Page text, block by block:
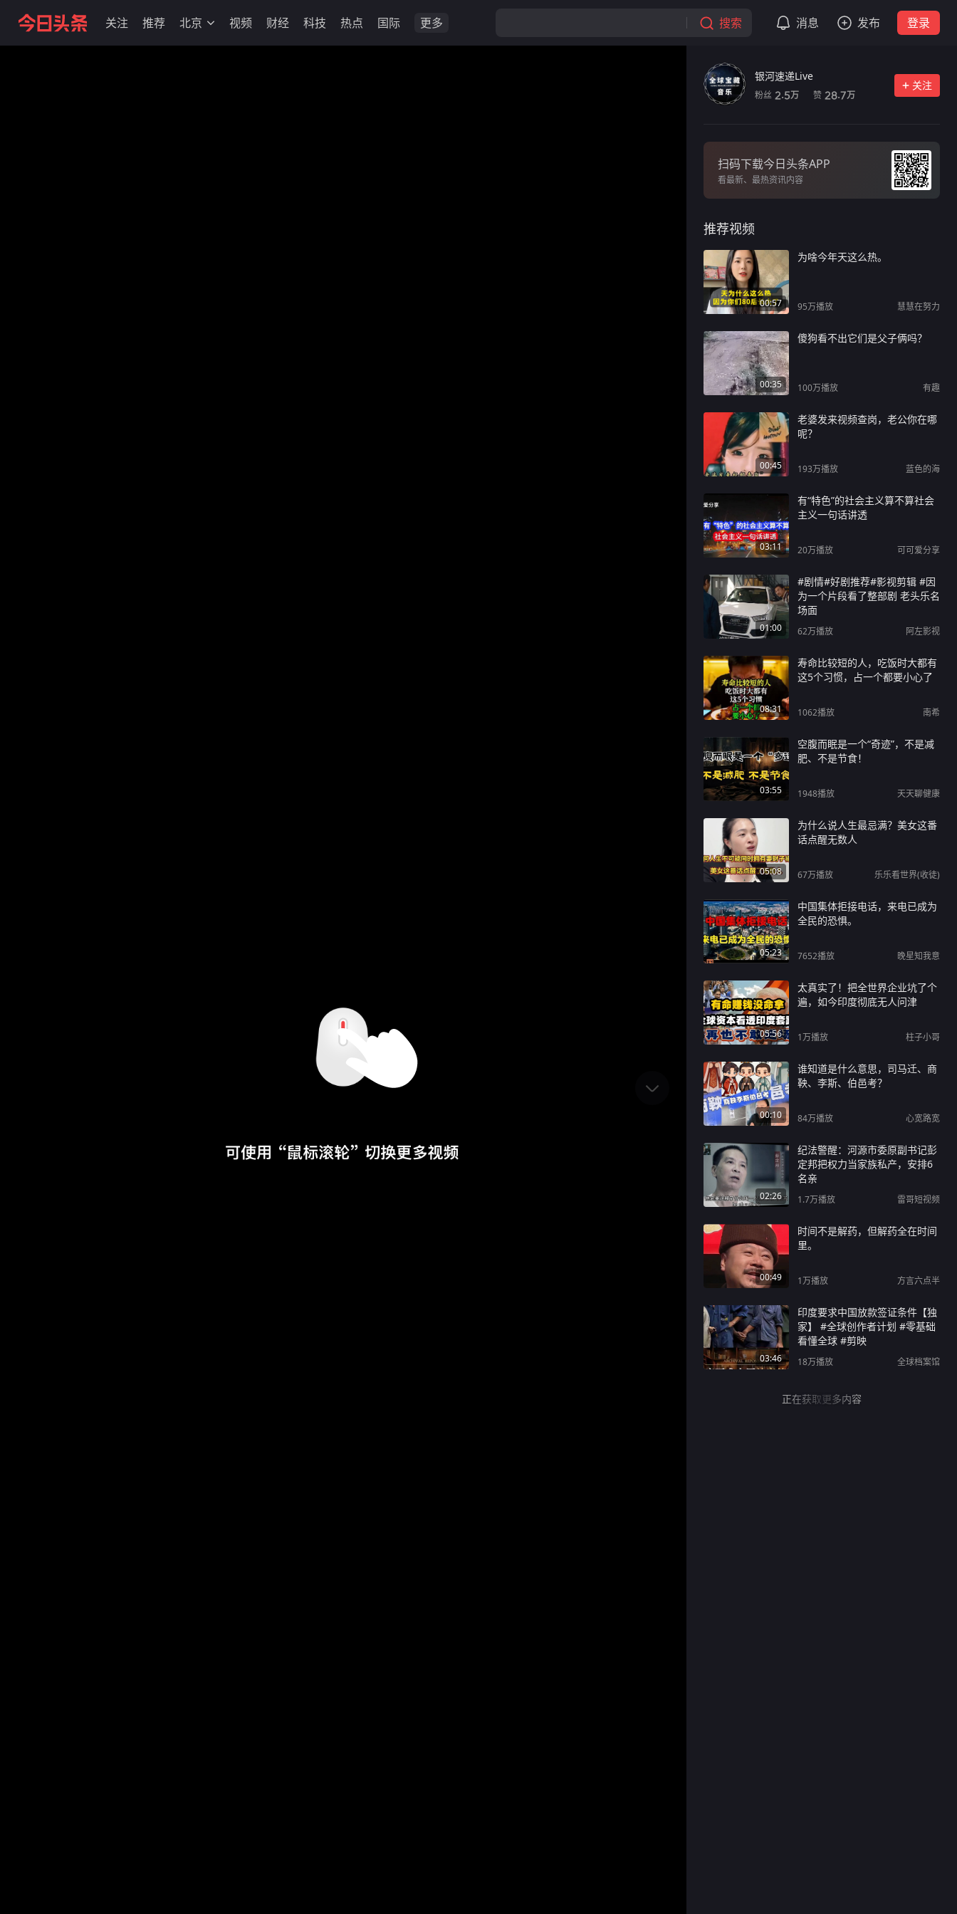
关注 推荐 北京 视频 财经 科技 热点 国际 更多 搜索 消息 发布 登录
银河速递Live
粉丝 2.5万 赞 28.7万
关注
扫码下载今日头条APP
看最新、最热资讯内容
推荐视频
00:57
为啥今年天这么热。
95万播放 慧慧在努力
00:35
傻狗看不出它们是父子俩吗？
100万播放 有趣
00:45
老婆发来视频查岗，老公你在哪
呢？
193万播放 蓝色的海
03:11
有“特色”的社会主义算不算社会
主义一句话讲透
20万播放 可可爱分享
01:00
#剧情#好剧推荐#影视剪辑 #因
为一个片段看了整部剧 老头乐名
场面
62万播放 阿左影视
08:31
寿命比较短的人，吃饭时大都有
这5个习惯，占一个都要小心了
1062播放 南希
03:55
空腹而眠是一个“奇迹”，不是减
肥、不是节食！
1948播放 天天聊健康
05:08
为什么说人生最忌满？美女这番
话点醒无数人
67万播放 乐乐看世界(收徒)
05:23
中国集体拒接电话，来电已成为
全民的恐惧。
7652播放 晚星知我意
05:56
太真实了！把全世界企业坑了个
遍，如今印度彻底无人问津
1万播放 柱子小哥
00:10
谁知道是什么意思，司马迁、商
鞅、李斯、伯邑考？
84万播放 心宽路宽
02:26
纪法警醒：河源市委原副书记彭
定邦把权力当家族私产，安排6
名亲
1.7万播放 雷哥短视频
00:49
时间不是解药，但解药全在时间
里。
1万播放 方言六点半
03:46
印度要求中国放款签证条件【独
家】 #全球创作者计划 #零基础
看懂全球 #剪映
18万播放 全球档案馆
正在获取更多内容